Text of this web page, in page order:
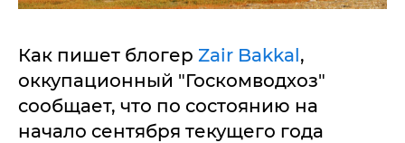
Как пишет блогер Zair Bakkal,
оккупационный "Госкомводхоз"
сообщает, что по состоянию на
начало сентября текущего года